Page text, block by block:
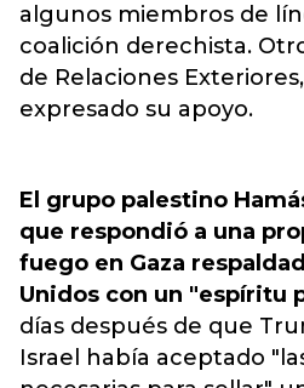
algunos miembros de
coalición derechista.
de Relaciones
expresado su apoyo.
El grupo palestino
que respondió a una
fuego en Gaza
Unidos con un "espíritu
días después de que
Israel había aceptado